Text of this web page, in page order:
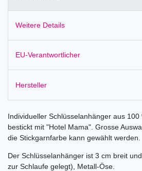
Weitere Details
EU-Verantwortlicher
Hersteller
Individueller Schlüsselanhänger aus 100
bestickt mit "Hotel Mama". Grosse
die Stickgarnfarbe kann gewählt werden.
Der Schlüsselanhänger ist 3 cm breit
zur Schlaufe gelegt), Metall-Öse.